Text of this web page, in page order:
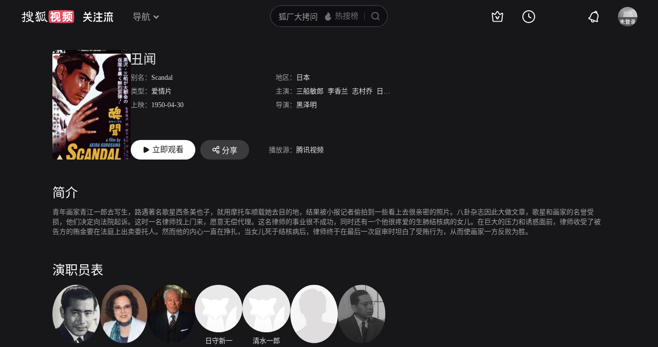
导航
丑闻
别名： Scandal 地区：
日本
类型： 爱情片 主演： 三船敏郎 李香兰 志村乔 日守新一
上映： 1950-04-30 导演： 黑泽明
立即观看 分享 播放源： 腾讯视频
简介
青年画家青江一郎去写生，路遇著名歌星西条美也子，就用摩托车顺载她去目的地，结果被小报记者偷拍到一些看上去很亲密的照片。八卦杂志因此大做文章，歌星和画家的名誉受
损，他们决定向法院起诉。这时一名律师找上门来，愿意无偿代理。这名律师的事业很不成功，同时还有一个他很疼爱的生肺结核病的女儿。在巨大的压力和诱惑面前，律师收受了被
告方的贿金要在法庭上出卖委托人。然而他的内心一直在挣扎，当女儿死于结核病后，律师终于在最后一次庭审时坦白了受贿行为，从而使画家一方反败为胜。
演职员表
日守新一
清水一郎